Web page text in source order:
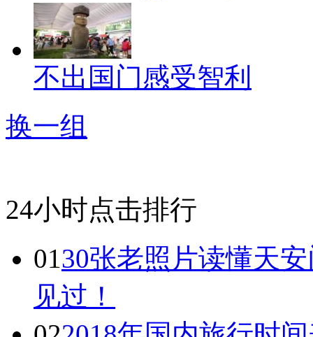
不出国门感受智利
换一组
24小时点击排行
0130张老照片读懂天
见过！